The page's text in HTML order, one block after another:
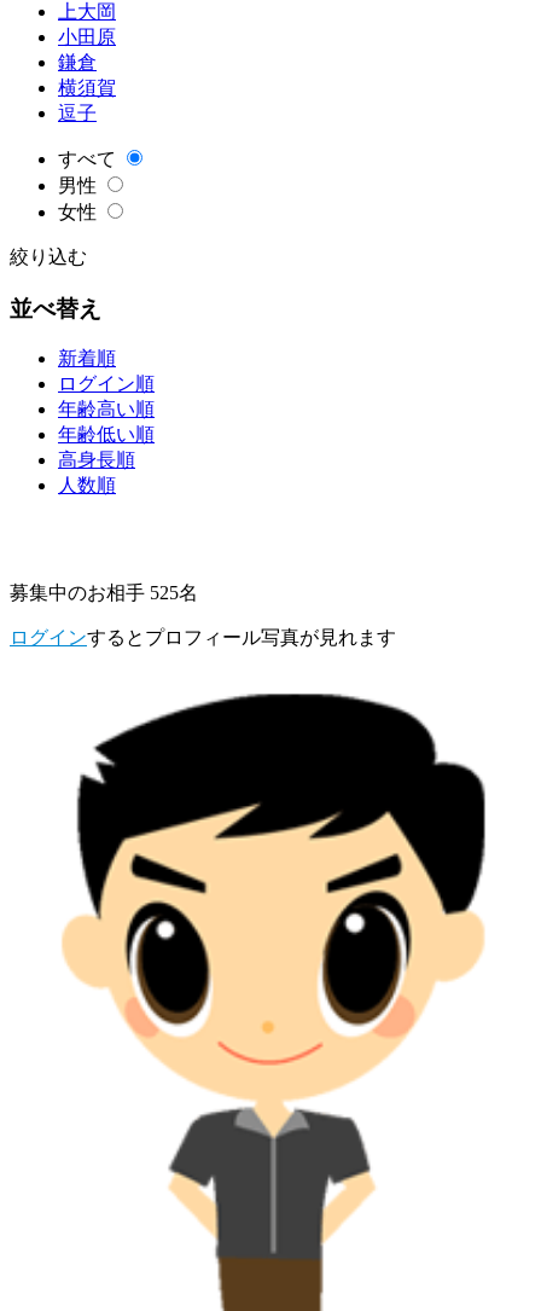
上大岡
小田原
鎌倉
横須賀
逗子
すべて
男性
女性
絞り込む
並べ替え
新着順
ログイン順
年齢高い順
年齢低い順
高身長順
人数順
募集中のお相手 525名
ログインするとプロフィール写真が見れます